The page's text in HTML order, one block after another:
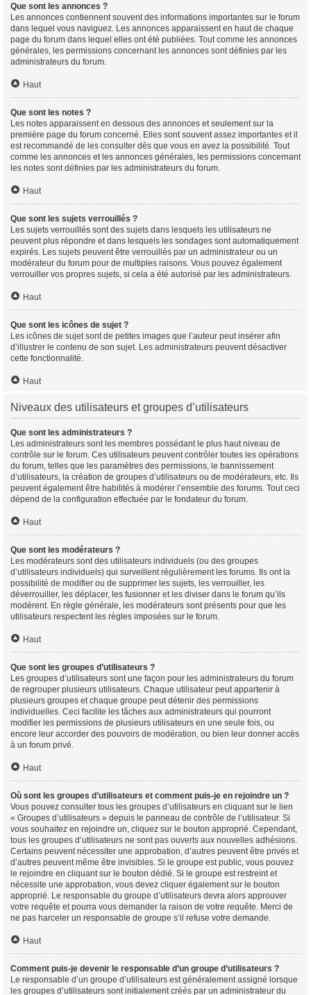
Que sont les annonces ?
Les annonces contiennent souvent des informations importantes sur le forum
dans lequel vous naviguez. Les annonces apparaissent en haut de chaque
page du forum dans lequel elles ont été publiées. Tout comme les annonces
générales, les permissions concernant les annonces sont définies par les
administrateurs du forum.
Haut
Que sont les notes ?
Les notes apparaissent en dessous des annonces et seulement sur la
première page du forum concerné. Elles sont souvent assez importantes et il
est recommandé de les consulter dès que vous en avez la possibilité. Tout
comme les annonces et les annonces générales, les permissions concernant
les notes sont définies par les administrateurs du forum.
Haut
Que sont les sujets verrouillés ?
Les sujets verrouillés sont des sujets dans lesquels les utilisateurs ne
peuvent plus répondre et dans lesquels les sondages sont automatiquement
expirés. Les sujets peuvent être verrouillés par un administrateur ou un
modérateur du forum pour de multiples raisons. Vous pouvez également
verrouiller vos propres sujets, si cela a été autorisé par les administrateurs.
Haut
Que sont les icônes de sujet ?
Les icônes de sujet sont de petites images que l’auteur peut insérer afin
d’illustrer le contenu de son sujet. Les administrateurs peuvent désactiver
cette fonctionnalité.
Haut
Niveaux des utilisateurs et groupes d’utilisateurs
Que sont les administrateurs ?
Les administrateurs sont les membres possédant le plus haut niveau de
contrôle sur le forum. Ces utilisateurs peuvent contrôler toutes les opérations
du forum, telles que les paramètres des permissions, le bannissement
d’utilisateurs, la création de groupes d’utilisateurs ou de modérateurs, etc. Ils
peuvent également être habilités à modérer l’ensemble des forums. Tout ceci
dépend de la configuration effectuée par le fondateur du forum.
Haut
Que sont les modérateurs ?
Les modérateurs sont des utilisateurs individuels (ou des groupes
d’utilisateurs individuels) qui surveillent régulièrement les forums. Ils ont la
possibilité de modifier ou de supprimer les sujets, les verrouiller, les
déverrouiller, les déplacer, les fusionner et les diviser dans le forum qu’ils
modèrent. En règle générale, les modérateurs sont présents pour que les
utilisateurs respectent les règles imposées sur le forum.
Haut
Que sont les groupes d’utilisateurs ?
Les groupes d’utilisateurs sont une façon pour les administrateurs du forum
de regrouper plusieurs utilisateurs. Chaque utilisateur peut appartenir à
plusieurs groupes et chaque groupe peut détenir des permissions
individuelles. Ceci facilite les tâches aux administrateurs qui pourront
modifier les permissions de plusieurs utilisateurs en une seule fois, ou
encore leur accorder des pouvoirs de modération, ou bien leur donner accès
à un forum privé.
Haut
Où sont les groupes d’utilisateurs et comment puis-je en rejoindre un ?
Vous pouvez consulter tous les groupes d’utilisateurs en cliquant sur le lien
« Groupes d’utilisateurs » depuis le panneau de contrôle de l’utilisateur. Si
vous souhaitez en rejoindre un, cliquez sur le bouton approprié. Cependant,
tous les groupes d’utilisateurs ne sont pas ouverts aux nouvelles adhésions.
Certains peuvent nécessiter une approbation, d’autres peuvent être privés et
d’autres peuvent même être invisibles. Si le groupe est public, vous pouvez
le rejoindre en cliquant sur le bouton dédié. Si le groupe est restreint et
nécessite une approbation, vous devez cliquer également sur le bouton
approprié. Le responsable du groupe d’utilisateurs devra alors approuver
votre requête et pourra vous demander la raison de votre requête. Merci de
ne pas harceler un responsable de groupe s’il refuse votre demande.
Haut
Comment puis-je devenir le responsable d’un groupe d’utilisateurs ?
Le responsable d’un groupe d’utilisateurs est généralement assigné lorsque
les groupes d’utilisateurs sont initialement créés par un administrateur du